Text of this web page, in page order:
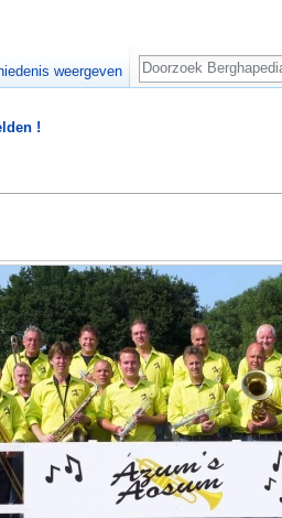
!
weergeven
Zoeken